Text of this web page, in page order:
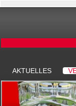
AKTUELLES